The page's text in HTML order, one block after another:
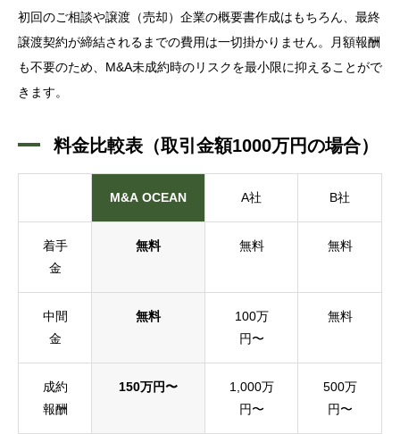
初回のご相談や譲渡（売却）企業の概要書作成はもちろん、最終
譲渡契約が締結されるまでの費用は一切掛かりません。月額報酬
も不要のため、M&A未成約時のリスクを最小限に抑えることがで
きます。
料金比較表（取引金額1000万円の場合）
M&A OCEAN A社 B社
着手
金
無料 無料 無料
中間
金
無料
100万
円〜
無料
成約
報酬
150万円〜
1,000万
円〜
500万
円〜